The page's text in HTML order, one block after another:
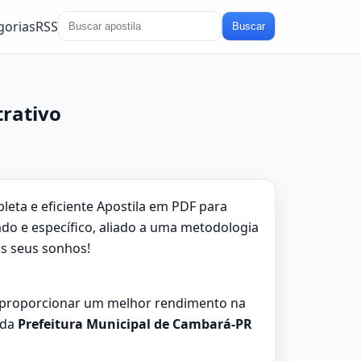
RSS Buscar
e eficiente Apostila em PDF para
e específico, aliado a uma metodologia
seus sonhos!
um melhor rendimento na
Prefeitura Municipal de Cambará-PR